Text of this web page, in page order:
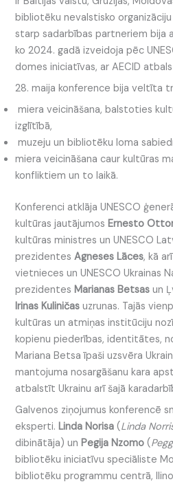
bibliotēku nevalstisko
starp sadarbības partneriem bija
ko 2024. gadā izveidoja pēc
domes iniciatīvas, ar AECID
28. maija konference bija veltīta
miera veicināšana, balstoties
izglītībā,
muzeju un bibliotēku loma
miera veicināšana caur kultūras
konfliktiem un to laikā.
Konferenci atklāja UNESCO
kultūras jautājumosErnesto
kultūras ministres un UNESCO
prezidentesAgneses Lāces, kā
vietnieces un UNESCO Ukrainas
prezidentesMarianas Betsas un
Irinas Kuliničas uzrunas. Tajās
kultūras un atmiņas institūciju
kopienu piederības, identitātes,
Mariana Betsa īpaši uzsvēra
mantojuma nosargāšanu kara
atbalstīt Ukrainu arī šajā
Galvenos ziņojumus konferencē
eksperti.Linda Norisa(Linda
dibinātāja) unPegija Nzomo(
bibliotēku iniciatīvu speciāliste
bibliotēku programmu centrā,